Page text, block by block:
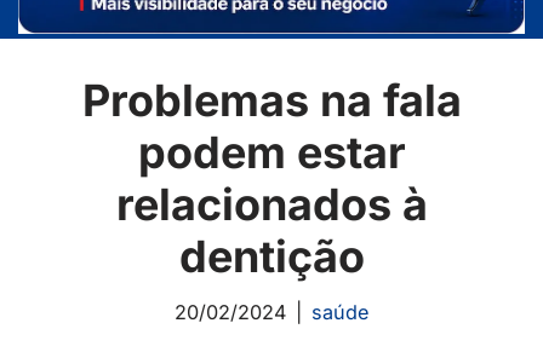
Problemas na fala
podem estar
relacionados à
dentição
20/02/2024 saúde